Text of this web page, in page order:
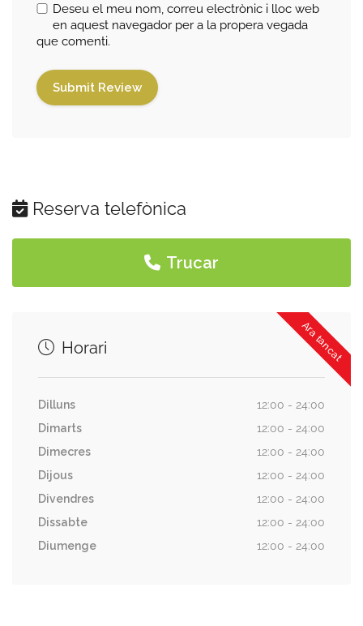
Deseu el meu nom, correu electrònic i lloc web
en aquest navegador per a la propera vegada
que comenti.
Reserva telefònica
Trucar
Ara tancat
Horari
Dilluns
12:00 - 24:00
Dimarts
12:00 - 24:00
Dimecres
12:00 - 24:00
Dijous
12:00 - 24:00
Divendres
12:00 - 24:00
Dissabte
12:00 - 24:00
Diumenge
12:00 - 24:00